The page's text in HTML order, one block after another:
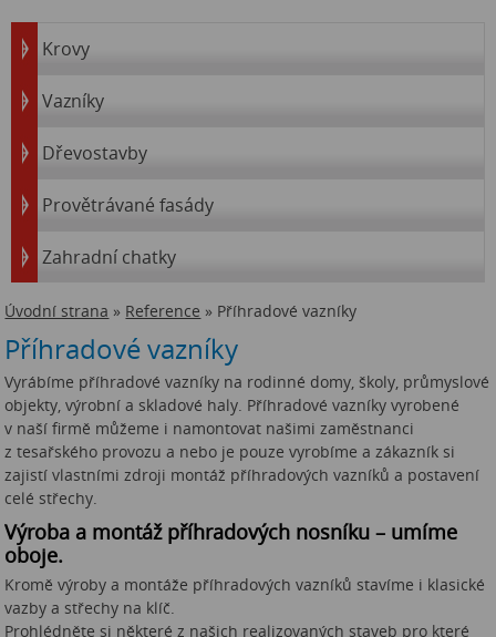
Krovy
Vazníky
Dřevostavby
Provětrávané fasády
Zahradní chatky
Úvodní strana » Reference » Příhradové vazníky
Příhradové vazníky
Vyrábíme příhradové vazníky na rodinné domy, školy, průmyslové
objekty, výrobní a skladové haly. Příhradové vazníky vyrobené
v naší firmě můžeme i namontovat našimi zaměstnanci
z tesařského provozu a nebo je pouze vyrobíme a zákazník si
zajistí vlastními zdroji montáž příhradových vazníků a postavení
celé střechy.
Výroba a montáž příhradových nosníku – umíme
oboje.
Kromě výroby a montáže příhradových vazníků stavíme i klasické
vazby a střechy na klíč.
Prohlédněte si některé z našich realizovaných staveb pro které